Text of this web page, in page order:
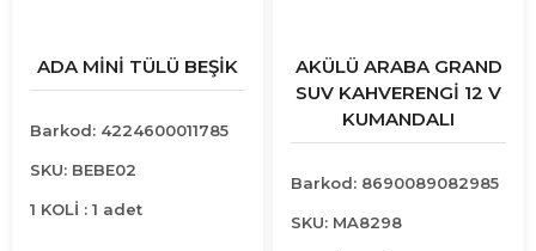
ADA MİNİ TÜLÜ BEŞİK
Barkod: 4224600011785
SKU: BEBE02
1 KOLİ : 1 adet
AKÜLÜ ARABA GRAND
SUV KAHVERENGİ 12 V
KUMANDALI
Barkod: 8690089082985
SKU: MA8298